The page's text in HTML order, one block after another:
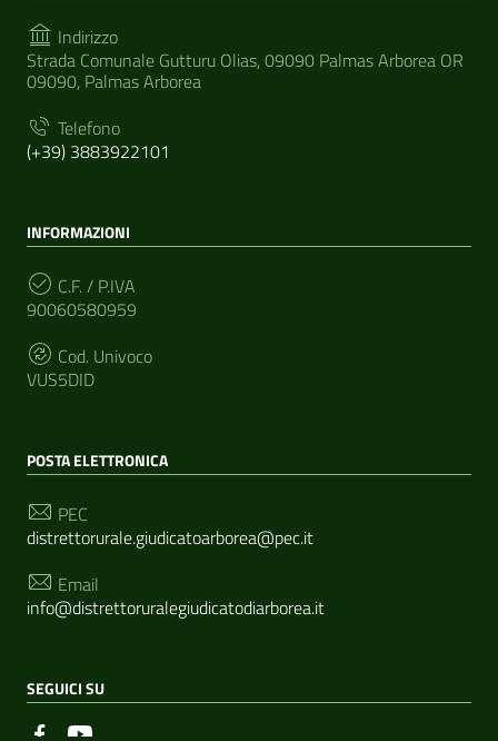
Indirizzo
Strada Comunale Gutturu Olias, 09090 Palmas Arborea OR
09090, Palmas Arborea
Telefono
(+39) 3883922101
INFORMAZIONI
C.F. / P.IVA
90060580959
Cod. Univoco
VUS5DID
POSTA ELETTRONICA
PEC
distrettorurale.giudicatoarborea@pec.it
Email
info@distrettoruralegiudicatodiarborea.it
SEGUICI SU